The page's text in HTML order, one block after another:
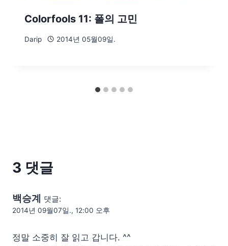
Colorfools 11: 폴의 고민
Darip 2014년 05월09일.
3 댓글
백승계 댓글:
2014년 09월07일., 12:00 오후
정말 소중히 잘 읽고 갑니다. ^^